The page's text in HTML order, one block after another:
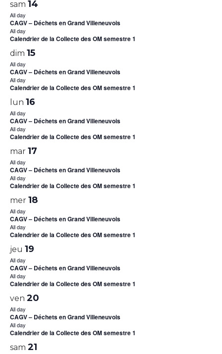
sam 14
All day
CAGV – Déchets en Grand Villeneuvois
All day
Calendrier de la Collecte des OM semestre 1
dim 15
All day
CAGV – Déchets en Grand Villeneuvois
All day
Calendrier de la Collecte des OM semestre 1
lun 16
All day
CAGV – Déchets en Grand Villeneuvois
All day
Calendrier de la Collecte des OM semestre 1
mar 17
All day
CAGV – Déchets en Grand Villeneuvois
All day
Calendrier de la Collecte des OM semestre 1
mer 18
All day
CAGV – Déchets en Grand Villeneuvois
All day
Calendrier de la Collecte des OM semestre 1
jeu 19
All day
CAGV – Déchets en Grand Villeneuvois
All day
Calendrier de la Collecte des OM semestre 1
ven 20
All day
CAGV – Déchets en Grand Villeneuvois
All day
Calendrier de la Collecte des OM semestre 1
sam 21